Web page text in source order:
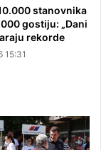
stanovnika
gostiju: „Dani
rekorde
15:31